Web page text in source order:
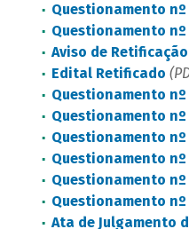
Questionamento nº
Questionamento nº
Aviso de
Edital Retificado
Questionamento nº
Questionamento nº
Questionamento nº
Questionamento nº
Questionamento nº
Questionamento nº
Ata de Julgamento